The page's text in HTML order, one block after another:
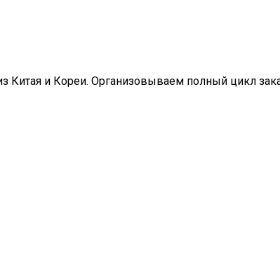
Китая и Кореи. Организовываем полный цикл